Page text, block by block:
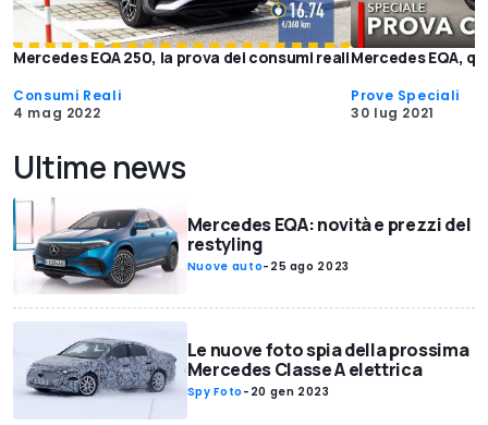
Mercedes EQA 250, la prova dei consumi reali
Consumi Reali
4 mag 2022
Mercedes EQA,
Prove Speciali
30 lug 2021
Ultime news
Mercedes EQA: novità e prezzi del
restyling
Nuove auto- 25 ago 2023
Le nuove foto spia della prossima
Mercedes Classe A elettrica
Spy Foto - 20 gen 2023